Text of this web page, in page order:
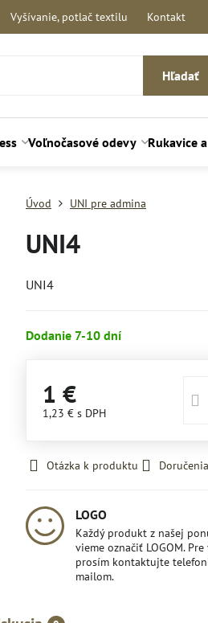
Vyšívanie, potlač textilu Kontakt
Hľadať
Voľnočasové odevy Rukavice
Úvod UNI pre admina
UNI4
UNI4
Dodanie 7-10 dní
1 €
1,23 € s DPH
Otázka k produktu Doručenia
LOGO
Každý produkt z našej
vieme označiť LOGOM.
prosím kontaktujte
mailom.